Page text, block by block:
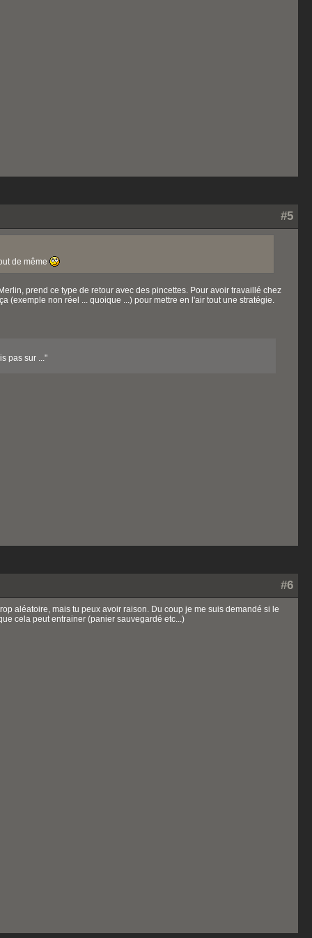
#5
de même
prend ce type de retour avec des pincettes. Pour avoir travaillé chez
(exemple non réel ... quoique ...) pour mettre en l'air tout une stratégie.
pas sur ..."
#6
aléatoire, mais tu peux avoir raison. Du coup je me suis demandé si le
cela peut entrainer (panier sauvegardé etc...)